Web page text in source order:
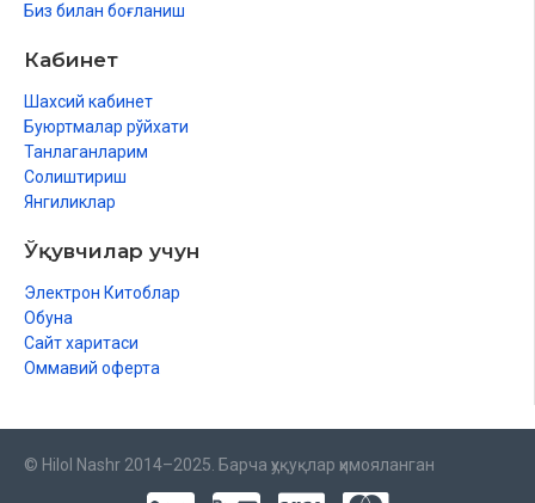
Биз билан боғланиш
Кабинет
Шахсий кабинет
Буюртмалар рўйхати
Танлаганларим
Солиштириш
Янгиликлар
Ўқувчилар учун
Электрон Китоблар
Обуна
Сайт харитаси
Оммавий оферта
© Hilol Nashr 2014–2025. Барча ҳуқуқлар ҳимояланган